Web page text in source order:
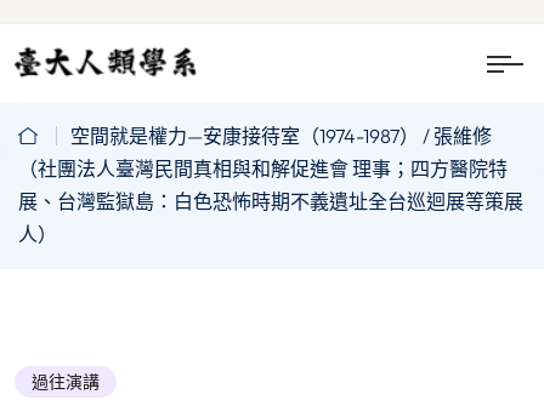
空間就是權力—安康接待室（1974-1987） / 張維修
（社團法人臺灣民間真相與和解促進會 理事；四方醫院特
展、台灣監獄島：白色恐怖時期不義遺址全台巡迴展等策展
人）
過往演講